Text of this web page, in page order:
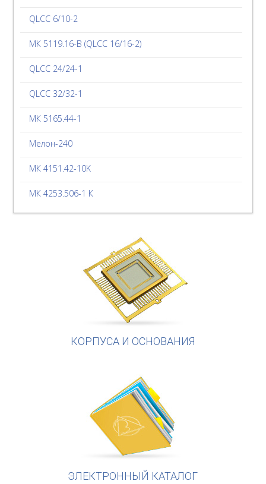
QLCC 6/10-2
МК 5119.16-В (QLCC 16/16-2)
QLCC 24/24-1
QLCC 32/32-1
МК 5165.44-1
Мелон-240
МК 4151.42-10K
МК 4253.506-1 К
КОРПУСА И ОСНОВАНИЯ
ЭЛЕКТРОННЫЙ КАТАЛОГ